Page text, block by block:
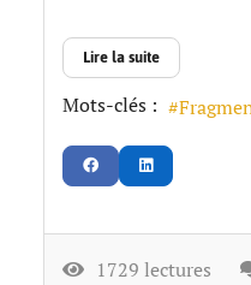
Lire la suite
Mots-clés :
1729 lectures